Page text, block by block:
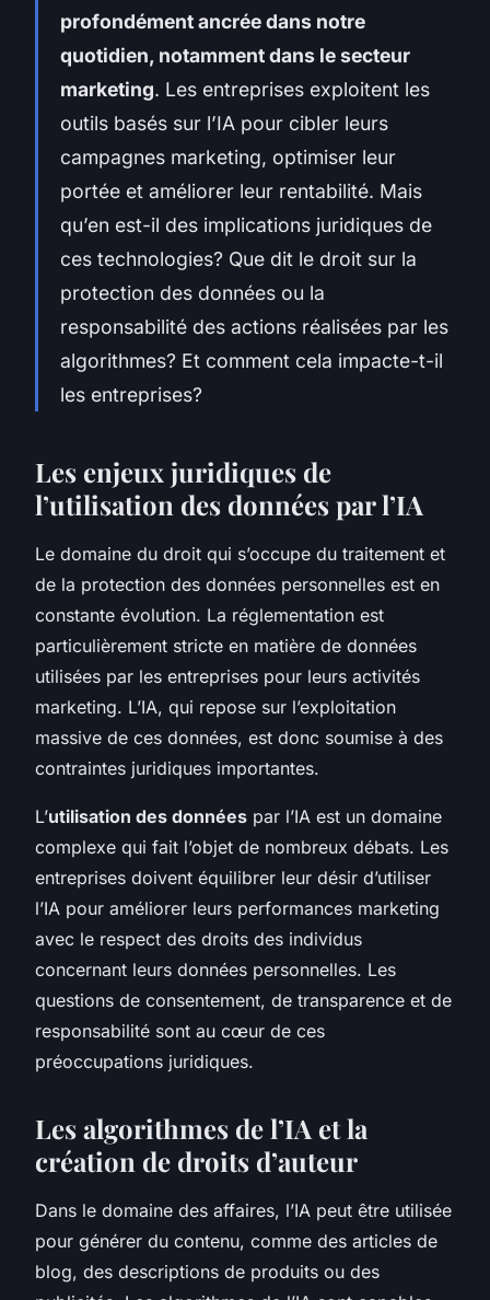
profondément ancrée dans notre
quotidien, notamment dans le secteur
marketing. Les entreprises exploitent les
outils basés sur l’IA pour cibler leurs
campagnes marketing, optimiser leur
portée et améliorer leur rentabilité. Mais
qu’en est-il des implications juridiques de
ces technologies? Que dit le droit sur la
protection des données ou la
responsabilité des actions réalisées par les
algorithmes? Et comment cela impacte-t-il
les entreprises?
Les enjeux juridiques de
l’utilisation des données par l’IA
Le domaine du droit qui s’occupe du traitement et
de la protection des données personnelles est en
constante évolution. La réglementation est
particulièrement stricte en matière de données
utilisées par les entreprises pour leurs activités
marketing. L’IA, qui repose sur l’exploitation
massive de ces données, est donc soumise à des
contraintes juridiques importantes.
L’utilisation des données par l’IA est un domaine
complexe qui fait l’objet de nombreux débats. Les
entreprises doivent équilibrer leur désir d’utiliser
l’IA pour améliorer leurs performances marketing
avec le respect des droits des individus
concernant leurs données personnelles. Les
questions de consentement, de transparence et de
responsabilité sont au cœur de ces
préoccupations juridiques.
Les algorithmes de l’IA et la
création de droits d’auteur
Dans le domaine des affaires, l’IA peut être utilisée
pour générer du contenu, comme des articles de
blog, des descriptions de produits ou des